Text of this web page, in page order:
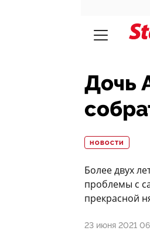
Дочь
НОВОСТИ
Более двух
проблемы с
прекрасной
23 июня 2021